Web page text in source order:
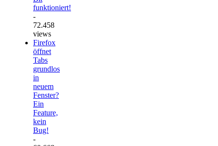
funktioniert!
-
72.458
views
Firefox
öffnet
Tabs
grundlos
in
neuem
Fenster?
Ein
Feature,
kein
Bug!
-